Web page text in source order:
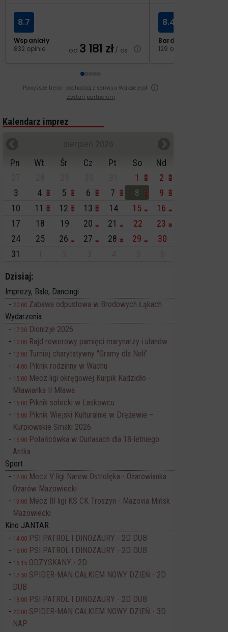
Wspaniały
832 opinie
8.7
od 3 181 zł/ os.
Bardzo dobry
129 opinii
8.4
Powyższe treści pochodzą z serwisu Wakacje.pl
Zostań partnerem
Kalendarz imprez
Pn
Wt Śr Cz Pt So
Nd
1
2
3
4 5 6 7 8
9
10
11 12 13 14 15
16
17
18 19 20 21 22
23
24
25 26 27 28 29
30
31
Dzisiaj:
Imprezy, Bale, Dancingi
20:00 Zabawa odpustowa w Brodowych Łąkach
Wydarzenia
17:30 Dionizje 2026
10:00 Rajd rowerowy pamięci marynarzy i ułanów
12:00 Turniej charytatywny "Gramy dla Neli"
14:00 Piknik rodzinny w Wachu
15:00 Mecz ligi okręgowej Kurpik Kadzidło -
Mławianka II Mława
15:00 Piknik sołecki w Laskowcu
15:00 Piknik Wiejski Kulturalnie w Drężewie –
Kurpiowskie Smaki 2026
16:00 Potańcówka w Durlasach dla 18-letniego
Antka
Sport
12:00 Mecz V ligi Narew Ostrołęka - Ożarowianka
Ożarów Mazowiecki
13:00 Mecz III ligi KS CK Troszyn - Mazovia Mińsk
Mazowiecki
Kino JANTAR
14:00 PSI PATROL I DINOZAURY - 2D DUB
16:00 PSI PATROL I DINOZAURY - 2D DUB
16:15 ODZYSKANY - 2D
17:50 SPIDER-MAN CAŁKIEM NOWY DZIEŃ - 2D
DUB
18:00 PSI PATROL I DINOZAURY - 2D DUB
20:00 SPIDER-MAN CAŁKIEM NOWY DZIEŃ - 3D
NAP